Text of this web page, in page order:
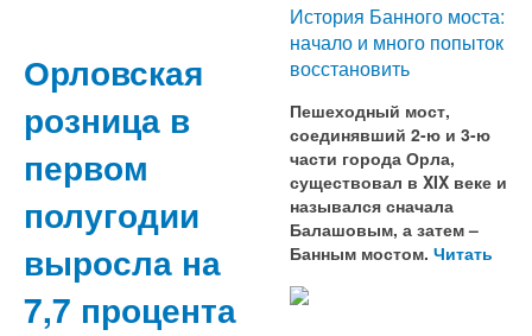
Орловская
розница в
первом
полугодии
выросла на
7,7 процента
История Банного моста:
начало и много попыток
восстановить
Пешеходный мост,
соединявший 2-ю и 3-ю
части города Орла,
существовал в XIX веке и
назывался сначала
Балашовым, а затем –
Банным мостом. Читать